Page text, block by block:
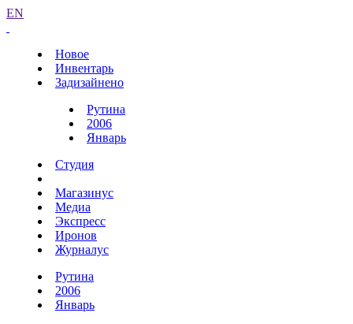
EN
Новое
Инвентарь
Задизайнено
Рутина
2006
Январь
Студия
Магазинус
Медиа
Экспресс
Иронов
Журналус
Рутина
2006
Январь